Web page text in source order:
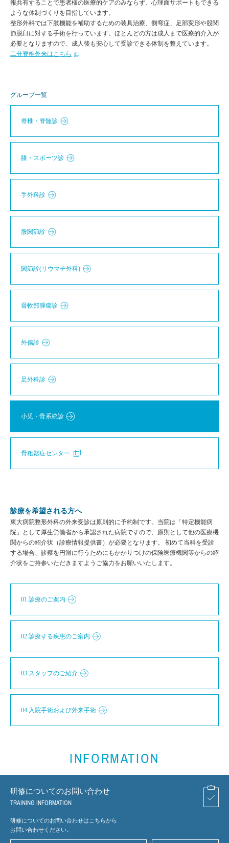
報共有することで患者様の医療的ケアのみならず、心理面サポートもできる
ような体制づくりを目指しています。
整形外科では下肢機能を補助するための装具治療、側弯症、足部変形や股関
節脱臼に対する手術を行っています。ほとんどの方は成人まで医療的介入が
必要となりますので、成人後も安心して受診できる体制を整えています。
二分脊椎外来はこちら
グループ一覧
脊椎・脊髄診
膝・スポーツ診
手外科診
股関節診
関節診(リウマチ外科)
骨軟部腫瘍診
外傷診
足外科診
小児・骨系統診
骨粗鬆症センター
診療を希望される方へ
東大病院整形外科の外来受診は原則的に予約制です。当院は「特定機能病
院」として厚生労働省から承認された病院ですので、原則として他の医療機
関からの紹介状（診療情報提供書）が必要となります。 初めて当科を受診
する場合、診察を円滑に行うためにもかかりつけの保険医療機関等からの紹
介状をご持参いただきますようご協力をお願いいたします。
01 診療のご案内
02 診療する疾患のご案内
03 スタッフのご紹介
04 入院手術および外来手術
INFORMATION
研修についてのお問い合わせ
TRAINING INFORMATION
研修についてのお問い合わせはこちらから
お問い合わせください。